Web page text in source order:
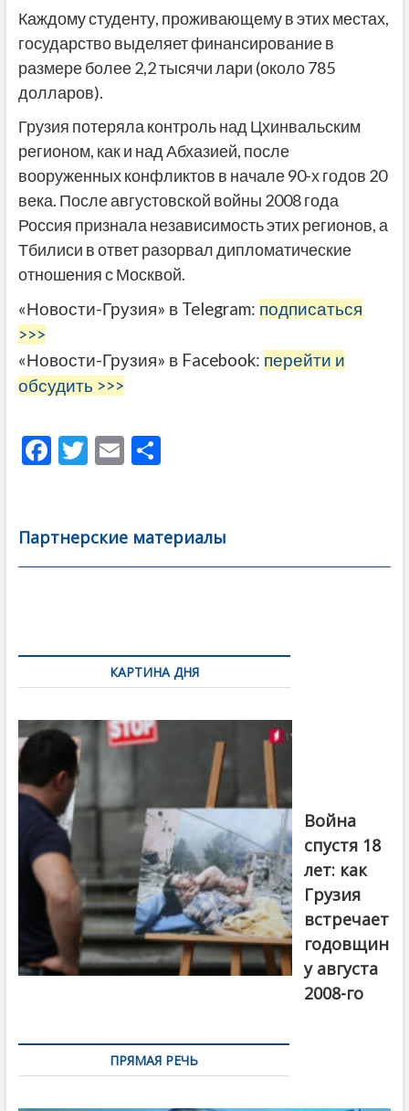
Каждому студенту, проживающему в этих местах,
государство выделяет финансирование в
размере более 2,2 тысячи лари (около 785
долларов).
Грузия потеряла контроль над Цхинвальским
регионом, как и над Абхазией, после
вооруженных конфликтов в начале 90-х годов 20
века. После августовской войны 2008 года
Россия признала независимость этих регионов, а
Тбилиси в ответ разорвал дипломатические
отношения с Москвой.
«Новости-Грузия» в Telegram: подписаться
>>>
«Новости-Грузия» в Facebook: перейти и
обсудить >>>
F
b
o
T
er
E
l
О
а
в
Партнерские материалы
по
записямКАРТИНА ДНЯ
Первый канал
Война
спустя 18
лет: как
Грузия
встречает
годовщин
у августа
2008-го
ПРЯМАЯ РЕЧЬ